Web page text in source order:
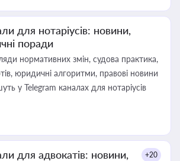
для нотаріусів: новини,
поради
нормативних змін, судова практика,
юридичні алгоритми, правові новини
у Telegram каналах для нотаріусів
для адвокатів: новини,
+20